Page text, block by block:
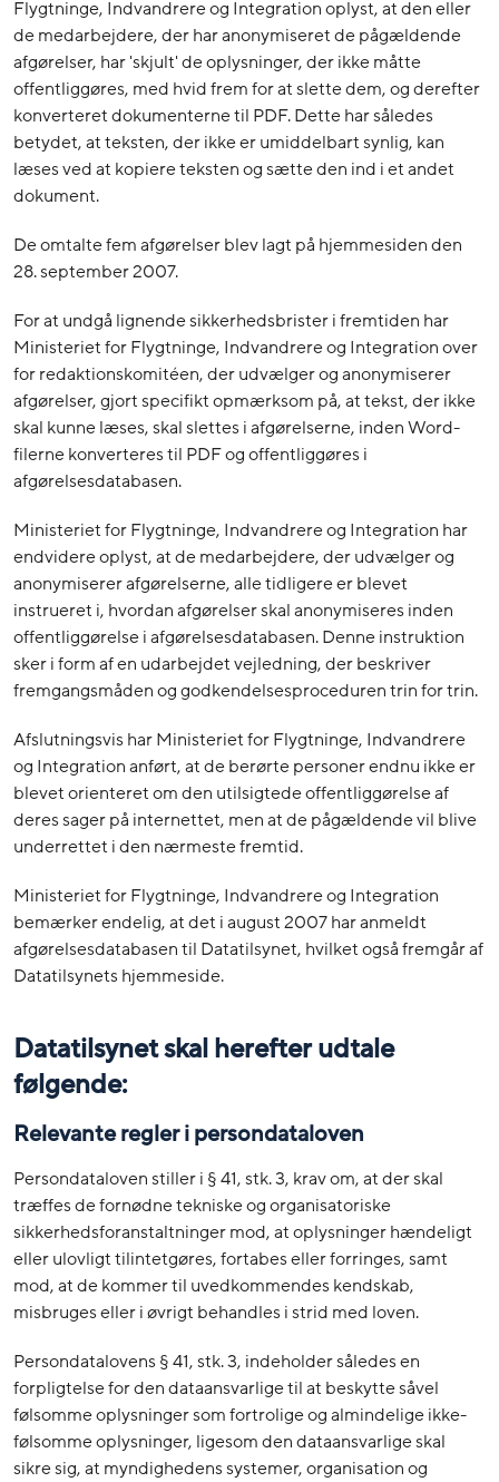
Flygtninge, Indvandrere og Integration oplyst, at den eller
de medarbejdere, der har anonymiseret de pågældende
afgørelser, har 'skjult' de oplysninger, der ikke måtte
offentliggøres, med hvid frem for at slette dem, og derefter
konverteret dokumenterne til PDF. Dette har således
betydet, at teksten, der ikke er umiddelbart synlig, kan
læses ved at kopiere teksten og sætte den ind i et andet
dokument.
De omtalte fem afgørelser blev lagt på hjemmesiden den
28. september 2007.
For at undgå lignende sikkerhedsbrister i fremtiden har
Ministeriet for Flygtninge, Indvandrere og Integration over
for redaktionskomitéen, der udvælger og anonymiserer
afgørelser, gjort specifikt opmærksom på, at tekst, der ikke
skal kunne læses, skal slettes i afgørelserne, inden Word-
filerne konverteres til PDF og offentliggøres i
afgørelsesdatabasen.
Ministeriet for Flygtninge, Indvandrere og Integration har
endvidere oplyst, at de medarbejdere, der udvælger og
anonymiserer afgørelserne, alle tidligere er blevet
instrueret i, hvordan afgørelser skal anonymiseres inden
offentliggørelse i afgørelsesdatabasen. Denne instruktion
sker i form af en udarbejdet vejledning, der beskriver
fremgangsmåden og godkendelsesproceduren trin for trin.
Afslutningsvis har Ministeriet for Flygtninge, Indvandrere
og Integration anført, at de berørte personer endnu ikke er
blevet orienteret om den utilsigtede offentliggørelse af
deres sager på internettet, men at de pågældende vil blive
underrettet i den nærmeste fremtid.
Ministeriet for Flygtninge, Indvandrere og Integration
bemærker endelig, at det i august 2007 har anmeldt
afgørelsesdatabasen til Datatilsynet, hvilket også fremgår af
Datatilsynets hjemmeside.
Datatilsynet skal herefter udtale
følgende:
Relevante regler i persondataloven
Persondataloven stiller i § 41, stk. 3, krav om, at der skal
træffes de fornødne tekniske og organisatoriske
sikkerhedsforanstaltninger mod, at oplysninger hændeligt
eller ulovligt tilintetgøres, fortabes eller forringes, samt
mod, at de kommer til uvedkommendes kendskab,
misbruges eller i øvrigt behandles i strid med loven.
Persondatalovens § 41, stk. 3, indeholder således en
forpligtelse for den dataansvarlige til at beskytte såvel
følsomme oplysninger som fortrolige og almindelige ikke-
følsomme oplysninger, ligesom den dataansvarlige skal
sikre sig, at myndighedens systemer, organisation og